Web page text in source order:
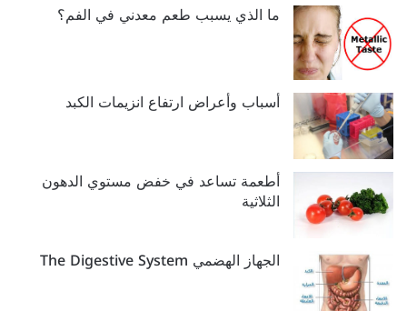
ما الذي يسبب طعم معدني في الفم؟
أسباب وأعراض ارتفاع انزيمات الكبد
أطعمة تساعد في خفض مستوي الدهون
الثلاثية
الجهاز الهضمي The Digestive System